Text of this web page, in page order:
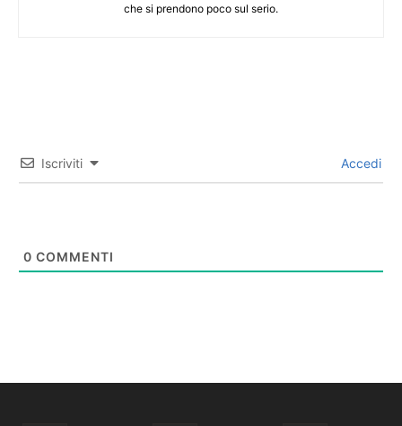
che si prendono poco sul serio.
Iscriviti Accedi
0 COMMENTI